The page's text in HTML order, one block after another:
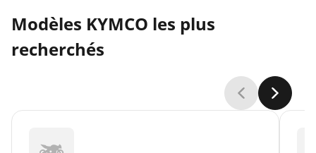
Modèles KYMCO les plus
recherchés